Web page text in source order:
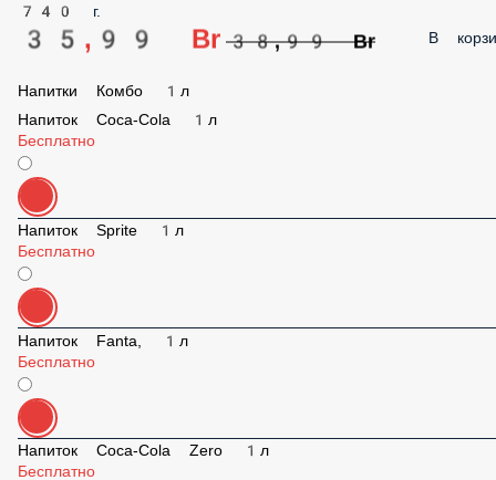
740 г.
35,99 Br 38,99 Br В
Напитки Комбо 1л
Напиток Coca-Cola 1л
Бесплатно
Напиток Sprite 1л
Бесплатно
Напиток Fanta, 1л
Бесплатно